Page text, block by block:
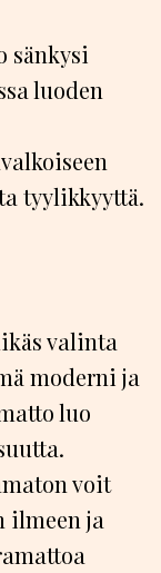
sänkysi
luoden
tyylikkyyttä.
valinta
moderni ja
luo
voit
ilmeen ja